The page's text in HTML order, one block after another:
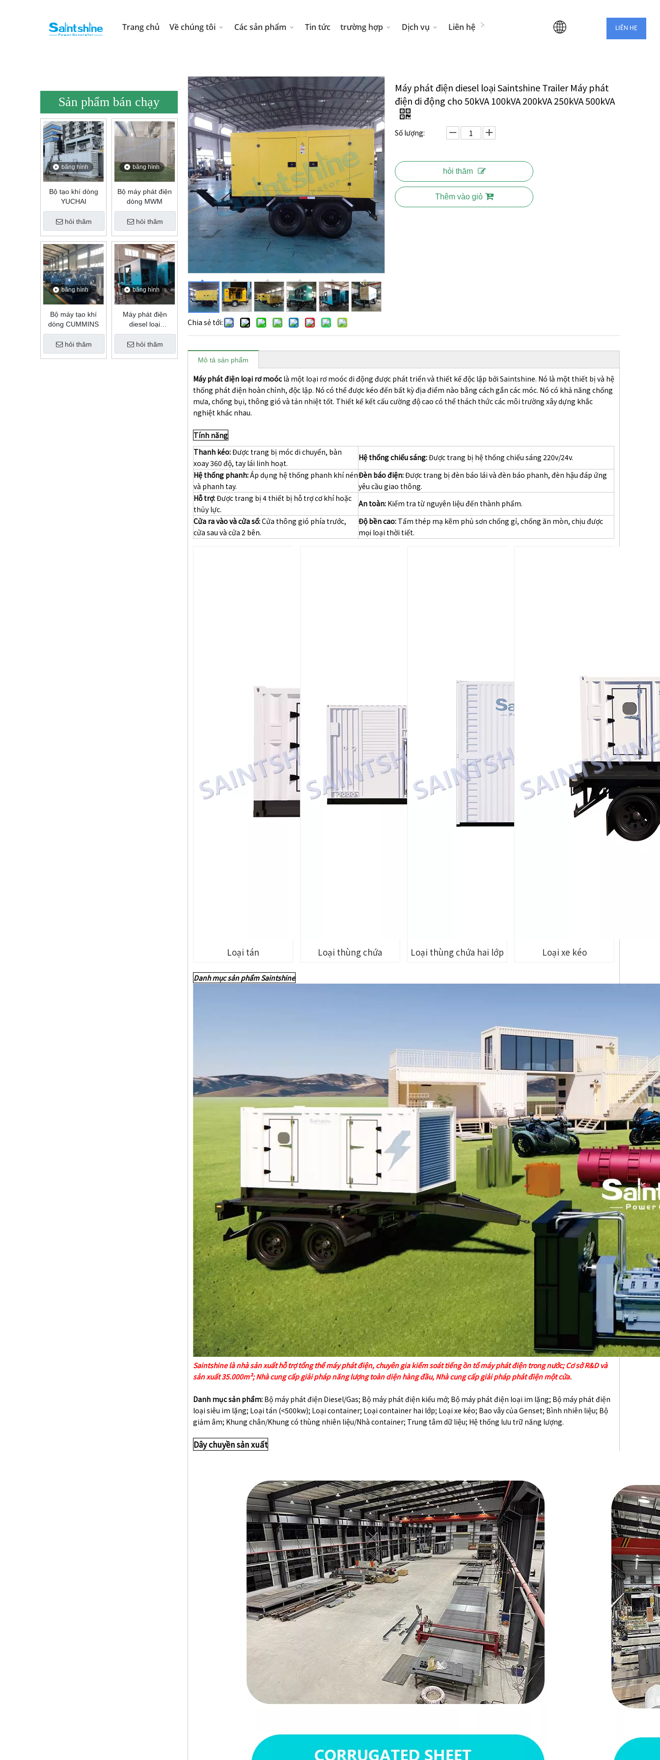
Trang chủ Về chúng tôi Các sản phẩm Tin tức trường hợp Dịch vụ Liên hệ với chúng tôi LIÊN HỆ
Sản phẩm bán chạy
băng hình
Bộ tạo khí dòng
YUCHAI
hỏi thăm
băng hình
Bộ máy phát điện
dòng MWM
hỏi thăm
băng hình
Bộ máy tạo khí
dòng CUMMINS
hỏi thăm
băng hình
Máy phát điện
diesel loại
Saintshine Trailer
Máy phát điện di
động
hỏi thăm
Chia sẻ tới:
Máy phát điện diesel loại Saintshine Trailer Máy phát
điện di động cho 50kVA 100kVA 200kVA 250kVA 500kVA
Số lượng:
hỏi thăm
Thêm vào giỏ
Mô tả sản phẩm
Máy phát điện loại rơ moóclà một loại rơ moóc di động được phát triển và thiết kế độc lập bởi Saintshine. Nó là một thiết bị và hệ
thống phát điện hoàn chỉnh, độc lập. Nó có thể được kéo đến bất kỳ địa điểm nào bằng cách gắn các móc. Nó có khả năng chống
mưa, chống bụi, thông gió và tản nhiệt tốt. Thiết kế kết cấu cường độ cao có thể thách thức các môi trường xây dựng khắc
nghiệt khác nhau.
Tính năng
Thanh kéo:Được trang bị móc di chuyển, bàn
xoay 360 độ, tay lái linh hoạt.
Hệ thống chiếu sáng:Được trang bị hệ thống chiếu sáng 220v/24v.
Hệ thống phanh:Áp dụng hệ thống phanh khí nén
và phanh tay.
Đèn báo điện:Được trang bị đèn báo lái và đèn báo phanh, đèn hậu đáp ứng
yêu cầu giao thông.
Hỗ trợ:Được trang bị 4 thiết bị hỗ trợ cơ khí hoặc
thủy lực.
An toàn: Kiểm tra từ nguyên liệu đến thành phẩm.
Cửa ra vào và cửa sổ:Cửa thông gió phía trước,
cửa sau và cửa 2 bên.
Độ bền cao: Tấm thép mạ kẽm phủ sơn chống gỉ, chống ăn mòn, chịu được
mọi loại thời tiết.
Loại tán Loại thùng chứa Loại thùng chứa hai lớp Loại xe kéo
Danh mục sản phẩm Saintshine
Saintshine là nhà sản xuất hỗ trợ tổng thể máy phát điện, chuyên gia kiểm soát tiếng ồn tổ máy phát điện trong nước; Cơ sở R&D và
sản xuất 35.000m²; Nhà cung cấp giải pháp năng lượng toàn diện hàng đầu, Nhà cung cấp giải pháp phát điện một cửa.
Danh mục sản phẩm: Bộ máy phát điện Diesel/Gas; Bộ máy phát điện kiểu mở; Bộ máy phát điện loại im lặng; Bộ máy phát điện
loại siêu im lặng; Loại tán (<500kw); Loại container; Loại container hai lớp; Loại xe kéo; Bao vây của Genset; Bình nhiên liệu; Bộ
giảm âm; Khung chân/Khung có thùng nhiên liệu/Nhà container; Trung tâm dữ liệu; Hệ thống lưu trữ năng lượng.
Dây chuyền sản xuất